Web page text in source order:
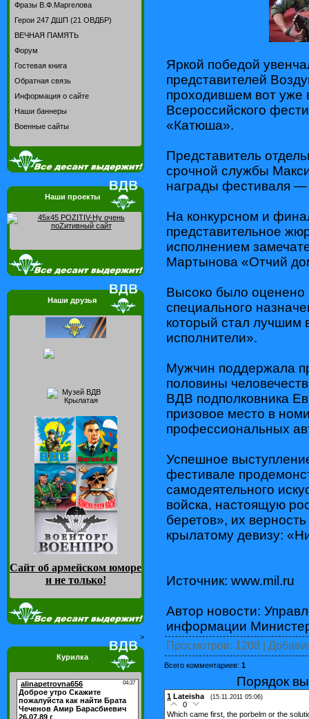
Фразы В.Ф.Маргелова
Герои 247 ДШП (21 ОВДБР)
ВЕЧНАЯ ПАМЯТЬ
Форум
Гостевая книга
Обратная связь
Информация о сайте
Наши баннеры
Военные сайты
Наши проекты
Наши друзья
Сайт об армейском юморе
и не только!
>
Курилка
Яркой победой
представителей
проходившем вот уже
Всероссийского
«Катюша».
Представитель
срочной службы
награды фестиваля —
На конкурсном и
представительное
исполнением
Мартынова «Отчий
Высоко было оценено
специального
который стал лучшим
исполнители».
Мужчин поддержала
половины
ВДВ подполковника
призовое место в
профессиональных
Успешное
фестивале
самодеятельного
войска, настоящую
беретов», их
крылатому девизу:
Источник: www.mil.ru
Автор новости:
информации
Просмотров: 1208 |
Всего комментариев: 1
Порядок
1 Lateisha (15.11.2011 05:06)
0
Which came first, the porbelm or the